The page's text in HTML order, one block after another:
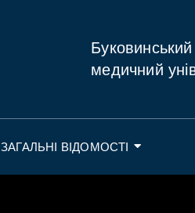
медичний
ЗАГАЛЬНІ ВІДОМОСТІ